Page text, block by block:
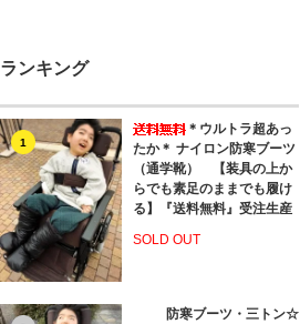
ランキング
1
＊ウルトラ超あっ
たか＊ ナイロン防寒ブーツ
（通学靴） 【装具の上か
らでも素足のままでも履け
る】『送料無料』受注生産
SOLD OUT
防寒ブーツ・三トン☆